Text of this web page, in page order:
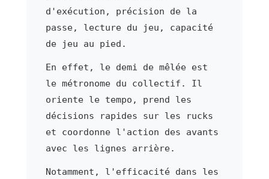
d'exécution, précision de la
passe, lecture du jeu, capacité
de jeu au pied.
En effet, le demi de mêlée est
le métronome du collectif. Il
oriente le tempo, prend les
décisions rapides sur les rucks
et coordonne l'action des avants
avec les lignes arrière.
Notamment, l'efficacité dans les